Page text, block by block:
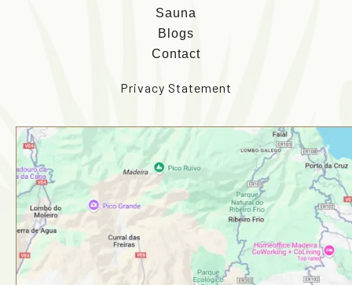
Sauna
Blogs
Contact
Privacy Statement